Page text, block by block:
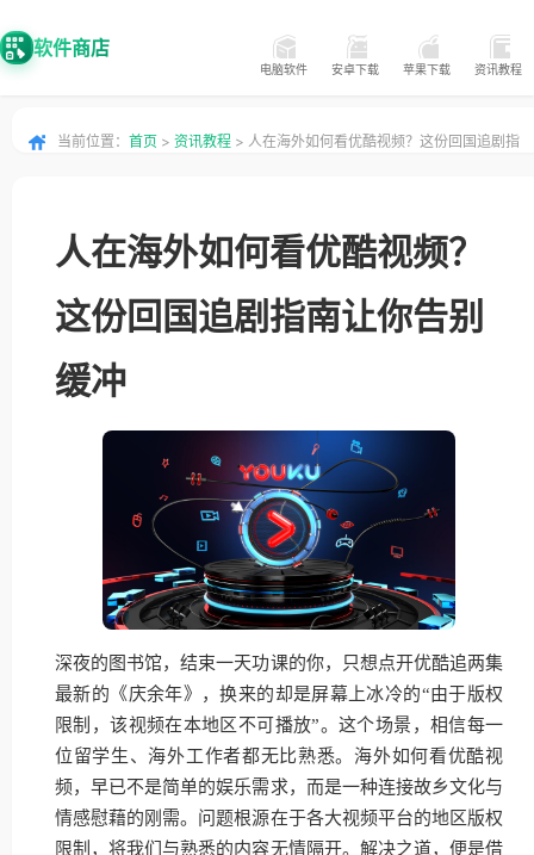
软件商店
电脑软件 安卓下载 苹果下载 资讯教程
当前位置： 首页 > 资讯教程 > 人在海外如何看优酷视频？这份回国追剧指
人在海外如何看优酷视频？
这份回国追剧指南让你告别
缓冲
深夜的图书馆，结束一天功课的你，只想点开优酷追两集
最新的《庆余年》，换来的却是屏幕上冰冷的“由于版权
限制，该视频在本地区不可播放”。这个场景，相信每一
位留学生、海外工作者都无比熟悉。海外如何看优酷视
频，早已不是简单的娱乐需求，而是一种连接故乡文化与
情感慰藉的刚需。问题根源在于各大视频平台的地区版权
限制，将我们与熟悉的内容无情隔开。解决之道，便是借